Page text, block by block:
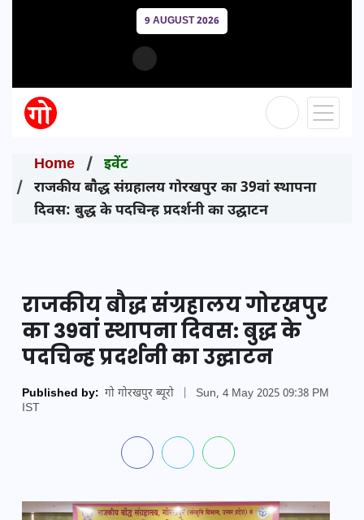
9 AUGUST 2026
Home
इवेंट
राजकीय बौद्ध संग्रहालय गोरखपुर का 39वां स्थापना
दिवस: बुद्ध के पदचिन्ह प्रदर्शनी का उद्घाटन
राजकीय बौद्ध संग्रहालय गोरखपुर
का 39वां स्थापना दिवस: बुद्ध के
पदचिन्ह प्रदर्शनी का उद्घाटन
Published by: गो गोरखपुर ब्यूरो
Sun, 4 May 2025 09:38 PM
IST